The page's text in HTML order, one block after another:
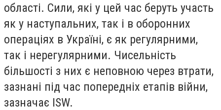
області. Сили, які у цей час беруть участь
як у наступальних, так і в оборонних
операціях в Україні, є як регулярними,
так і нерегулярними. Чисельність
більшості з них є неповною через втрати,
зазнані під час попередніх етапів війни,
зазначає ISW.